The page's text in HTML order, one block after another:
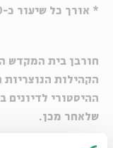
* אורך כל שיעור כ-30 דקות
הקהילות
ההיסטורי לדיונים
שלאחר מכן.